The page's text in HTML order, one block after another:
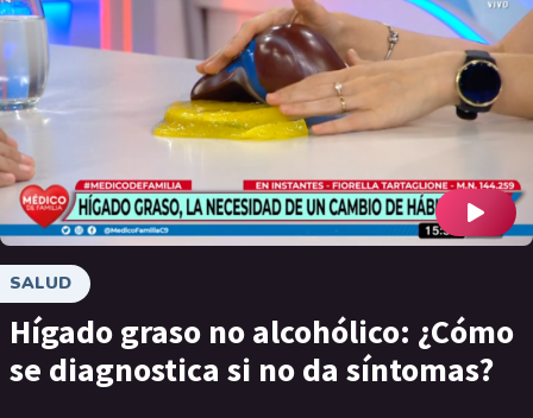
SALUD
Hígado graso no alcohólico: ¿Cómo
se diagnostica si no da síntomas?